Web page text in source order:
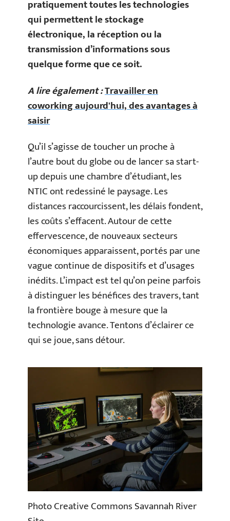
pratiquement toutes les technologies
qui permettent le stockage
électronique, la réception ou la
transmission d’informations sous
quelque forme que ce soit.
A lire également :Travailler en
coworking aujourd'hui, des avantages à
saisir
Qu’il s’agisse de toucher un proche à
l’autre bout du globe ou de lancer sa start-
up depuis une chambre d’étudiant, les
NTIC ont redessiné le paysage. Les
distances raccourcissent, les délais fondent,
les coûts s’effacent. Autour de cette
effervescence, de nouveaux secteurs
économiques apparaissent, portés par une
vague continue de dispositifs et d’usages
inédits. L’impact est tel qu’on peine parfois
à distinguer les bénéfices des travers, tant
la frontière bouge à mesure que la
technologie avance. Tentons d’éclairer ce
qui se joue, sans détour.
Photo Creative Commons Savannah River